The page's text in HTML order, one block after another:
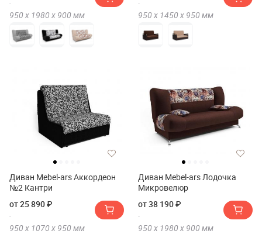
950 х 1980 х 900 мм 950 х 1450 х 950 мм
Диван Mebel-ars Аккордеон
№2 Кантри
от 25 890 ₽
950 х 1070 х 950 мм
Диван Mebel-ars Лодочка
Микровелюр
от 38 190 ₽
950 х 1980 х 900 мм